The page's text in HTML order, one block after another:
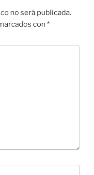
no será publicada.
con *